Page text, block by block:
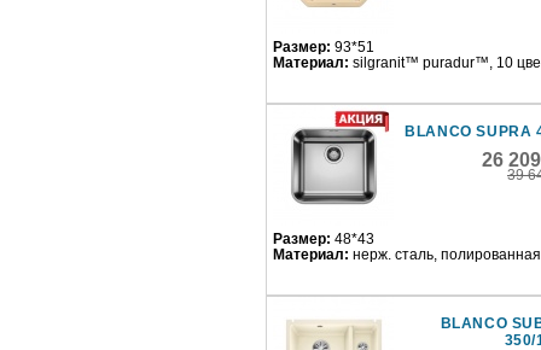
Размер: 93*51
Материал: silgranit™ puradur™, 10
BLANCO SUPRA
26
39
Размер: 48*43
Материал: нерж. сталь, полированная
BLANCO
350/